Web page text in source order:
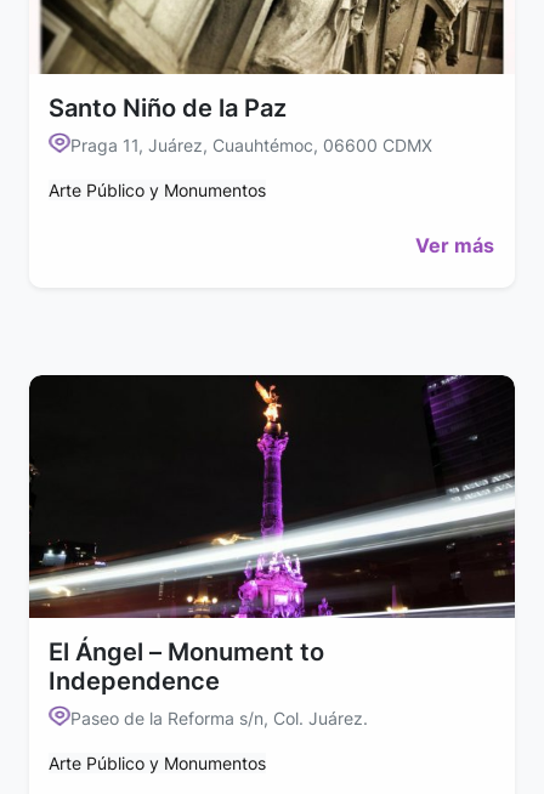
Santo Niño de la Paz
Praga 11, Juárez, Cuauhtémoc, 06600 CDMX
Arte Público y Monumentos
Ver más
El Ángel – Monument to
Independence
Paseo de la Reforma s/n, Col. Juárez.
Arte Público y Monumentos